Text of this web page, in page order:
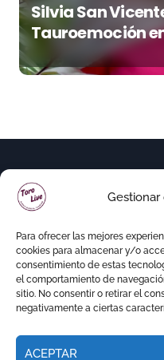
Para ofrecer las mejores
cookies para almacenar y/o
consentimiento de estas
el comportamiento de
sitio. No consentir o retirar el
negativamente a ciertas
ACEPTAR
Silvia San
Tauroemoción
«Todas las
quieren venir a